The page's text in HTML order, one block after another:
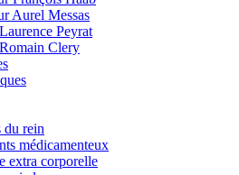
Aurel Messas
Peyrat
Clery
du rein
médicamenteux
extra corporelle